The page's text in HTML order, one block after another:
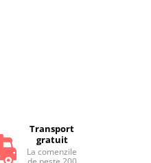
Transport
gratuit
La comenzile